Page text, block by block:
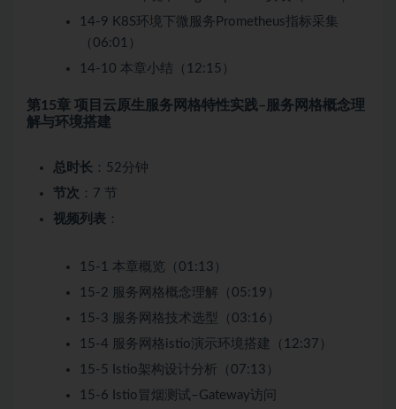
14-9 K8S环境下微服务Prometheus指标采集
（06:01）
14-10 本章小结（12:15）
第15章 项目云原生服务网格特性实践–服务网格概念理
解与环境搭建
总时长 ：52分钟
节次 ：7 节
视频列表 ：
15-1 本章概览（01:13）
15-2 服务网格概念理解（05:19）
15-3 服务网格技术选型（03:16）
15-4 服务网格istio演示环境搭建（12:37）
15-5 Istio架构设计分析（07:13）
15-6 Istio冒烟测试–Gateway访问